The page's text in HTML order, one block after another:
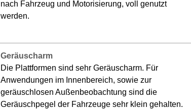
nach Fahrzeug und Motorisierung, voll genutzt
werden.
Geräuscharm
Die Plattformen sind sehr Geräuscharm. Für
Anwendungen im Innenbereich, sowie zur
geräuschlosen Außenbeobachtung sind die
Geräuschpegel der Fahrzeuge sehr klein gehalten.